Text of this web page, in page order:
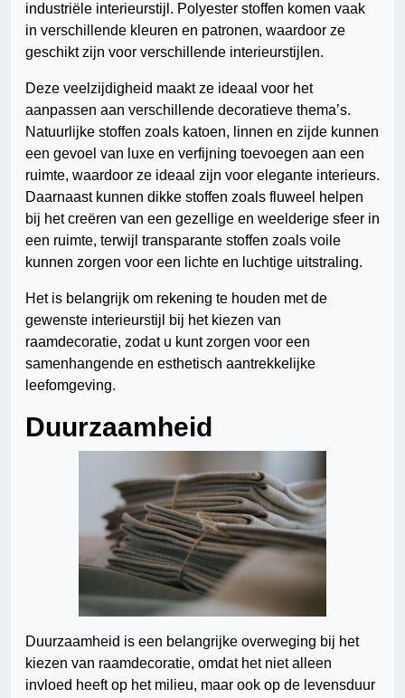
industriële interieurstijl. Polyester stoffen komen vaak
in verschillende kleuren en patronen, waardoor ze
geschikt zijn voor verschillende interieurstijlen.
Deze veelzijdigheid maakt ze ideaal voor het
aanpassen aan verschillende decoratieve thema’s.
Natuurlijke stoffen zoals katoen, linnen en zijde kunnen
een gevoel van luxe en verfijning toevoegen aan een
ruimte, waardoor ze ideaal zijn voor elegante interieurs.
Daarnaast kunnen dikke stoffen zoals fluweel helpen
bij het creëren van een gezellige en weelderige sfeer in
een ruimte, terwijl transparante stoffen zoals voile
kunnen zorgen voor een lichte en luchtige uitstraling.
Het is belangrijk om rekening te houden met de
gewenste interieurstijl bij het kiezen van
raamdecoratie, zodat u kunt zorgen voor een
samenhangende en esthetisch aantrekkelijke
leefomgeving.
Duurzaamheid
Duurzaamheid is een belangrijke overweging bij het
kiezen van raamdecoratie, omdat het niet alleen
invloed heeft op het milieu, maar ook op de levensduur